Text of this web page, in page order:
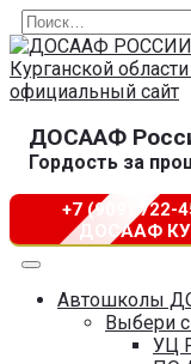
Перейти
к
содержанию
Search
for:
ДОСААФ
Гордость за
+7 (909)
ДОСААФ
Автошколы
Выбери
УЦ